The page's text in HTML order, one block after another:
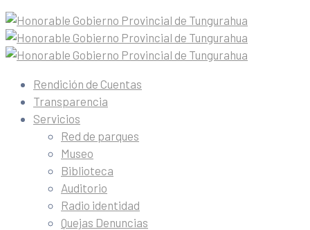
Rendición de Cuentas
Transparencia
Servicios
Red de parques
Museo
Biblioteca
Auditorio
Radio identidad
Quejas Denuncias